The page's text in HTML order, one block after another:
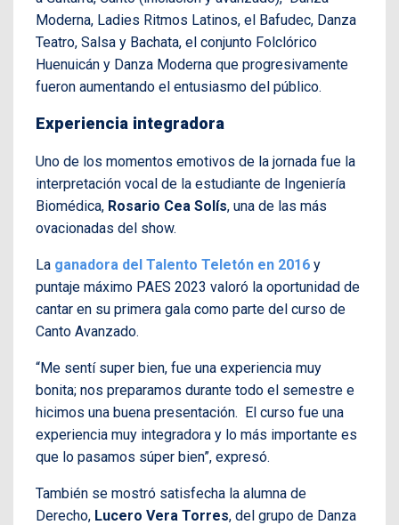
Moderna, Ladies Ritmos Latinos, el Bafudec, Danza
Teatro, Salsa y Bachata, el conjunto Folclórico
Huenuicán y Danza Moderna que progresivamente
fueron aumentando el entusiasmo del público.
Experiencia integradora
Uno de los momentos emotivos de la jornada fue la
interpretación vocal de la estudiante de Ingeniería
Biomédica, Rosario Cea Solís, una de las más
ovacionadas del show.
La ganadora del Talento Teletón en 2016 y
puntaje máximo PAES 2023 valoró la oportunidad de
cantar en su primera gala como parte del curso de
Canto Avanzado.
“Me sentí super bien, fue una experiencia muy
bonita; nos preparamos durante todo el semestre e
hicimos una buena presentación. El curso fue una
experiencia muy integradora y lo más importante es
que lo pasamos súper bien”, expresó.
También se mostró satisfecha la alumna de
Derecho, Lucero Vera Torres, del grupo de Danza